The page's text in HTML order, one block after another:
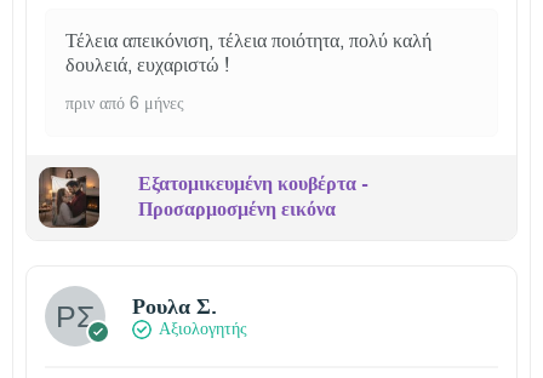
Τέλεια απεικόνιση, τέλεια ποιότητα, πολύ καλή
δουλειά, ευχαριστώ !
πριν από 6 μήνες
Εξατομικευμένη κουβέρτα -
Προσαρμοσμένη εικόνα
Ρουλα Σ.
Αξιολογητής